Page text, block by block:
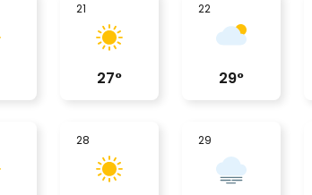
21
27°
22
29°
28 29